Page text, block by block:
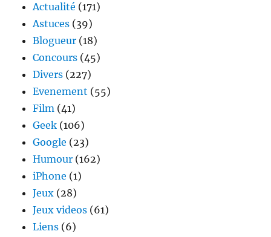
Actualité (171)
Astuces (39)
Blogueur (18)
Concours (45)
Divers (227)
Evenement (55)
Film (41)
Geek (106)
Google (23)
Humour (162)
iPhone (1)
Jeux (28)
Jeux videos (61)
Liens (6)